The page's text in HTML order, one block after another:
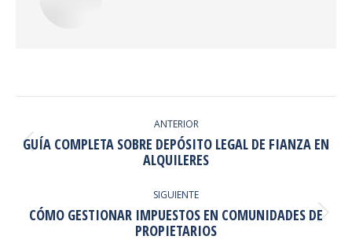
ENTRE
PUBLICACIONES
ANTERIOR
Publicación
anterior:
GUÍA COMPLETA SOBRE DEPÓSITO LEGAL DE FIANZA EN
ALQUILERES
SIGUIENTE
Publicación
siguiente:
CÓMO GESTIONAR IMPUESTOS EN COMUNIDADES DE
PROPIETARIOS